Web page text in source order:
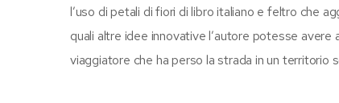
l’uso di petali di fiori di libro italiano e feltro che
quali altre idee innovative l’autore potesse
viaggiatore che ha perso la strada in un territorio